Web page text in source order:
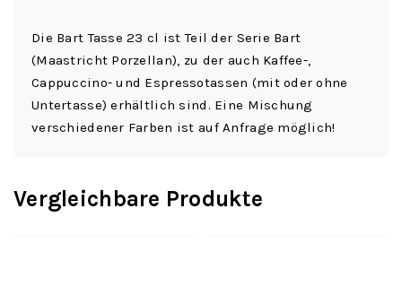
Die Bart Tasse 23 cl ist Teil der Serie Bart
(Maastricht Porzellan), zu der auch Kaffee-,
Cappuccino- und Espressotassen (mit oder ohne
Untertasse) erhältlich sind. Eine Mischung
verschiedener Farben ist auf Anfrage möglich!
Vergleichbare Produkte